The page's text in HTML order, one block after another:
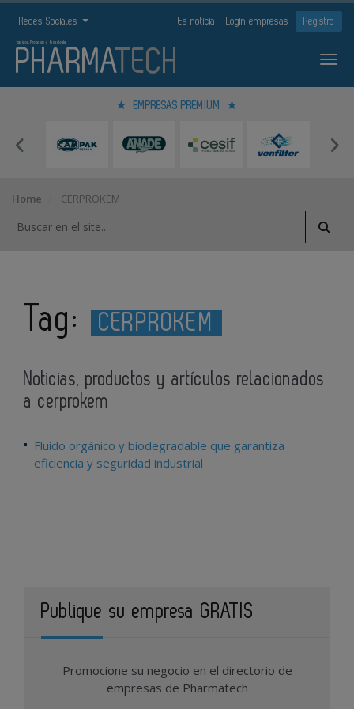
Redes Sociales Es noticia Login empresas Registro
EMPRESAS PREMIUM
Home CERPROKEM
Tag: CERPROKEM
Noticias, productos y artículos relacionados
a cerprokem
Fluido orgánico y biodegradable que garantiza
eficiencia y seguridad industrial
Publique su empresa GRATIS
Promocione su negocio en el directorio de
empresas de Pharmatech